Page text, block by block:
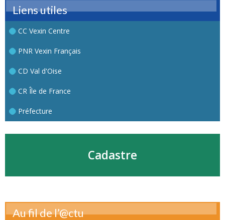
Liens utiles
CC Vexin Centre
PNR Vexin Français
CD Val d'Oise
CR Île de France
Préfecture
Cadastre
Au fil de l’@ctu